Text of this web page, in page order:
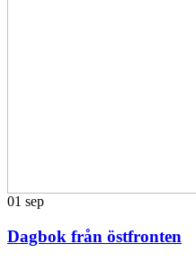
01 sep
Dagbok från östfronten